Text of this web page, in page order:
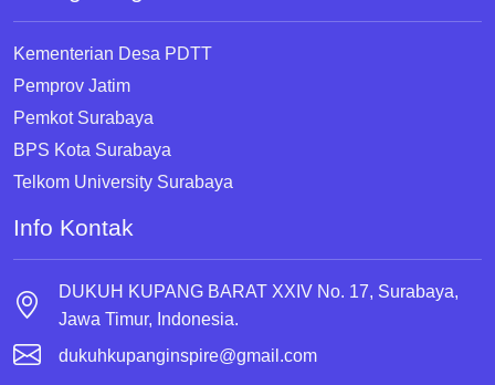
Kementerian Desa PDTT
Pemprov Jatim
Pemkot Surabaya
BPS Kota Surabaya
Telkom University Surabaya
Info Kontak
DUKUH KUPANG BARAT XXIV No. 17, Surabaya,
Jawa Timur, Indonesia.
dukuhkupanginspire@gmail.com